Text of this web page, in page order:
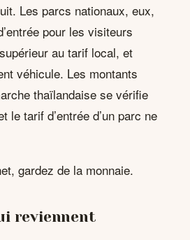
Les parcs nationaux, eux,
pour les visiteurs
au tarif local, et
véhicule. Les montants
thaïlandaise se vérifie
le tarif d’entrée d’un parc ne
gardez de la monnaie.
reviennent